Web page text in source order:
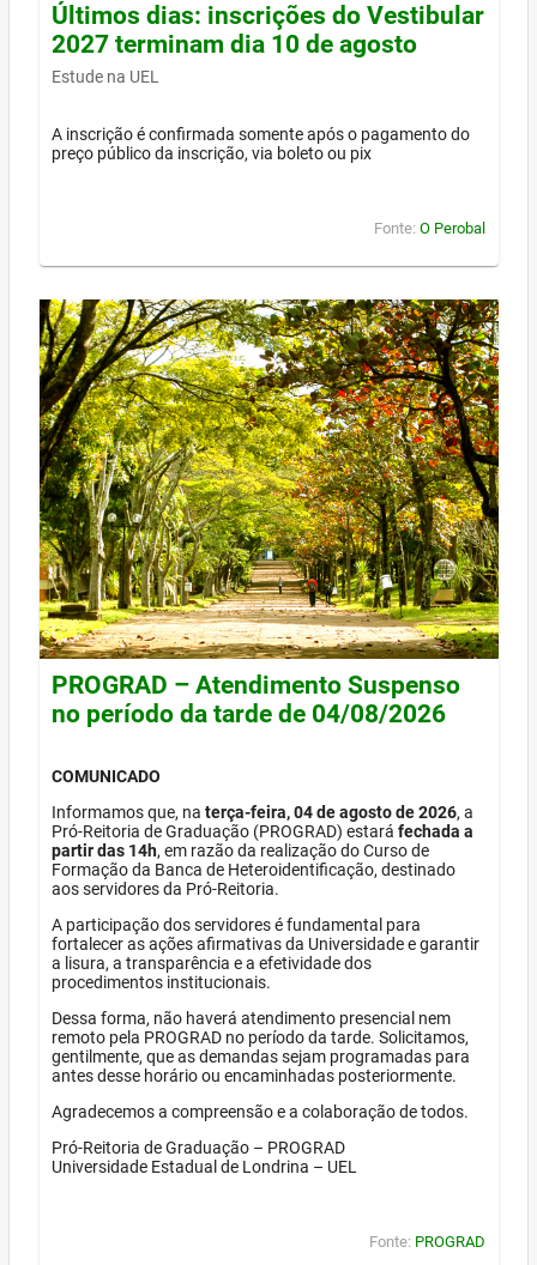
Últimos dias: inscrições do Vestibular
2027 terminam dia 10 de agosto
Estude na UEL
A inscrição é confirmada somente após o pagamento do
preço público da inscrição, via boleto ou pix
Fonte: O Perobal
PROGRAD – Atendimento Suspenso
no período da tarde de 04/08/2026
COMUNICADO
Informamos que, na terça-feira, 04 de agosto de 2026, a
Pró-Reitoria de Graduação (PROGRAD) estará fechada a
partir das 14h, em razão da realização do Curso de
Formação da Banca de Heteroidentificação, destinado
aos servidores da Pró-Reitoria.
A participação dos servidores é fundamental para
fortalecer as ações afirmativas da Universidade e garantir
a lisura, a transparência e a efetividade dos
procedimentos institucionais.
Dessa forma, não haverá atendimento presencial nem
remoto pela PROGRAD no período da tarde. Solicitamos,
gentilmente, que as demandas sejam programadas para
antes desse horário ou encaminhadas posteriormente.
Agradecemos a compreensão e a colaboração de todos.
Pró-Reitoria de Graduação – PROGRAD
Universidade Estadual de Londrina – UEL
Fonte: PROGRAD